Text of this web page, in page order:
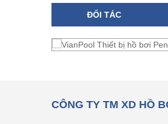
ĐỐI TÁC
CÔNG TY TM XD HỒ